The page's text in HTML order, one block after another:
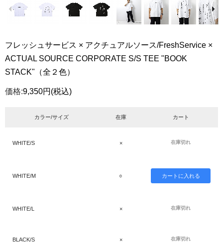
フレッシュサービス × アクチュアルソース/FreshService ×
ACTUAL SOURCE CORPORATE S/S TEE "BOOK
STACK"（全２色）
価格:9,350円 (税込)
カラー/サイズ 在庫 カート
WHITE/S × 在庫切れ
WHITE/M ○
WHITE/L × 在庫切れ
BLACK/S × 在庫切れ